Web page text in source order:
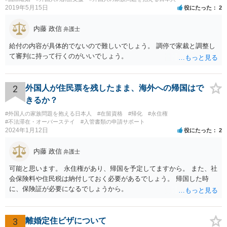
2019年5月15日 役にたった 2
内藤 政信 弁護士
給付の内容が具体的でないので難しいでしょう。 調停で家裁と調整し
て審判に持って行くのがいいでしょう。
2
外国人が住民票を残したまま、海外への帰国はで
きるか？
#外国人の家族問題を抱える日本人 #在留資格 #帰化
#永住権
#不法滞在・オーバーステイ
#入管書類の申請サポート
2024年1月12日 役にたった 2
内藤 政信 弁護士
可能と思います。 永住権があり、帰国を予定してますから。 また、社
会保険料や住民税は納付しておく必要があるでしょう。 帰国した時
に、保険証が必要になるでしょうから。
3 離婚定住ビザについて